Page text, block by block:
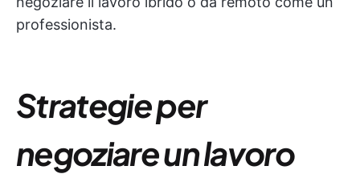
professionista.
Strategie per
negoziare un lavoro